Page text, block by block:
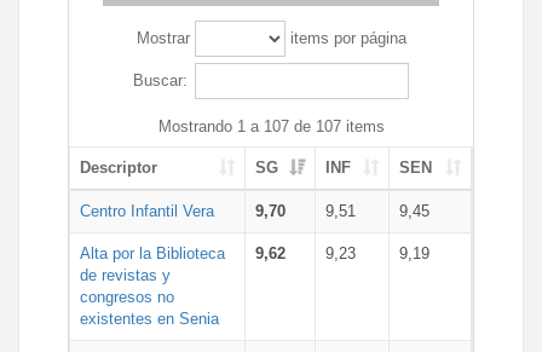
Mostrar items por página
Buscar:
Mostrando 1 a 107 de 107 items
Descriptor SG INF SEN
Centro Infantil Vera 9,70 9,51 9,45
Alta por la Biblioteca
de revistas y
congresos no
existentes en Senia
9,62 9,23 9,19